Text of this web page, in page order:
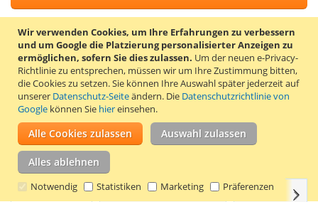
Wir verwenden Cookies, um Ihre Erfahrungen zu verbessern
und um Google die Platzierung personalisierter Anzeigen zu
ermöglichen, sofern Sie dies zulassen. Um der neuen e-Privacy-
Richtlinie zu entsprechen, müssen wir um Ihre Zustimmung bitten,
die Cookies zu setzen.Sie können Ihre Auswahl später jederzeit auf
unserer Datenschutz-Seiteändern. Die Datenschutzrichtlinie von
Google können Sie hiereinsehen.
Alle Cookies zulassen Auswahl zulassen
Alles ablehnen
Notwendig Statistiken Marketing Präferenzen
ZUR WUNSCHLISTE HINZUFÜGEN
ZUR VERGLEICHSLISTE HINZUFÜGEN
Blauer Bic M10 Clic Kugelschreiber mit blauer Schreibfarbe.
Der Kugelschreiber Bic M10 ist der am häufigsten verwendete
Kugelschreiber. Bic-Kugelschreiber sind günstig und haben
gute Schreibeigenschaften.
Einzelheiten Produkteigenschaften Bewertungen